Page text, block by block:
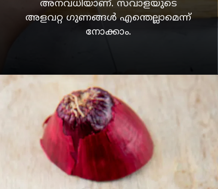
അനവധിയാണ്. സവാളയുടെ
അളവറ്റ ഗുണങ്ങള്‍ എന്തെല്ലാമെന്ന്